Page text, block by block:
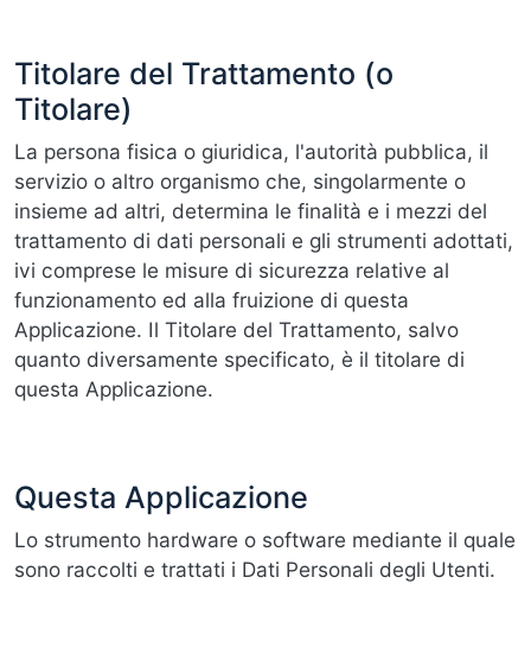
Titolare del Trattamento (o
Titolare)
La persona fisica o giuridica, l'autorità pubblica, il
servizio o altro organismo che, singolarmente o
insieme ad altri, determina le finalità e i mezzi del
trattamento di dati personali e gli strumenti adottati,
ivi comprese le misure di sicurezza relative al
funzionamento ed alla fruizione di questa
Applicazione. Il Titolare del Trattamento, salvo
quanto diversamente specificato, è il titolare di
questa Applicazione.
Questa Applicazione
Lo strumento hardware o software mediante il quale
sono raccolti e trattati i Dati Personali degli Utenti.